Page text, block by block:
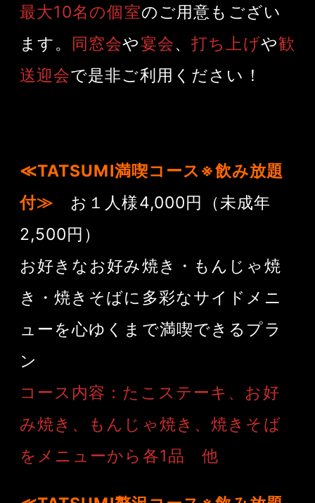
最大10名の個室のご用意もござい
ます。 同窓会や宴会、打ち上げや歓
送迎会で是非ご利用ください！
≪TATSUMI満喫コース※飲み放題
付≫ お１人様4,000円（未成年
2,500円）
お好きなお好み焼き・もんじゃ焼
き・焼きそばに多彩なサイドメニ
ューを心ゆくまで満喫できるプラ
ン
コース内容：たこステーキ、お好
み焼き、もんじゃ焼き、焼きそば
をメニューから各1品 他